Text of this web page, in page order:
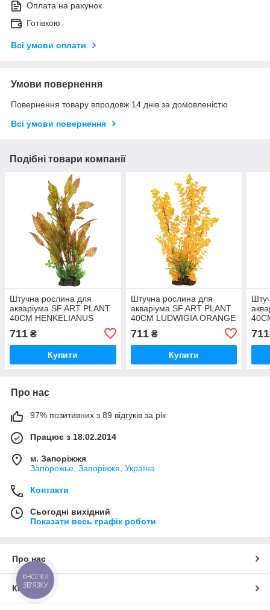
Оплата на рахунок
Готівкою
Всі умови оплати
Умови повернення
Повернення товару впродовж 14 днів за домовленістю
Всі умови повернення
Подібні товари компанії
Штучна рослина для
акваріума SF ART PLANT
40CM HENKELIANUS
711 ₴
Купити
Штучна рослина для
акваріума SF ART PLANT
40CM LUDWIGIA ORANGE
711₴
Купити
711
Про нас
97% позитивних з 89 відгуків за рік
Працює з 18.02.2014
м. Запоріжжя
Запорожье, Запоріжжя, Україна
Контакти
Сьогодні вихідний
Показати весь графік роботи
Про нас
Контакти
КНОПКА
ЗВ'ЯЗКУ